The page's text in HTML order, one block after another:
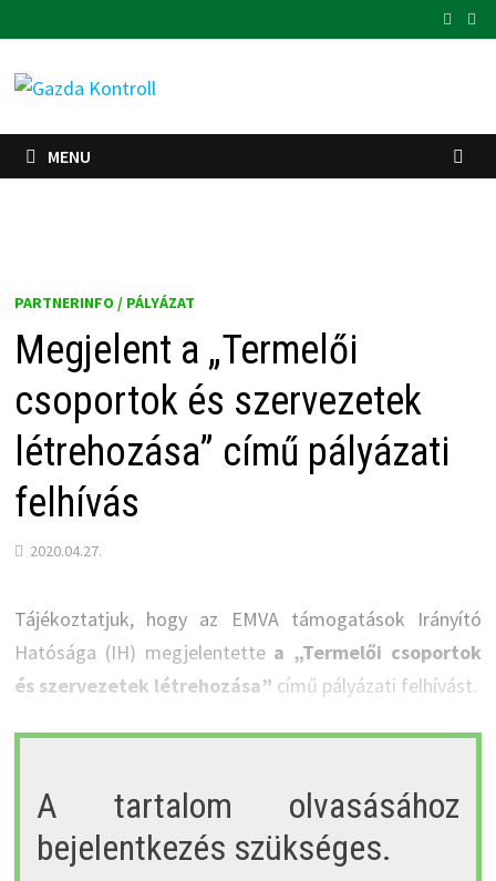
to
content
MENU
PARTNERINFO / PÁLYÁZAT
Megjelent a „Termelői
csoportok és szervezetek
létrehozása” című pályázati
felhívás
2020.04.27.
Tájékoztatjuk, hogy az EMVA támogatások Irányító
Hatósága (IH) megjelentette a „Termelői csoportok
és szervezetek létrehozása” című pályázati felhívást.
A tartalom olvasásához
bejelentkezés szükséges.